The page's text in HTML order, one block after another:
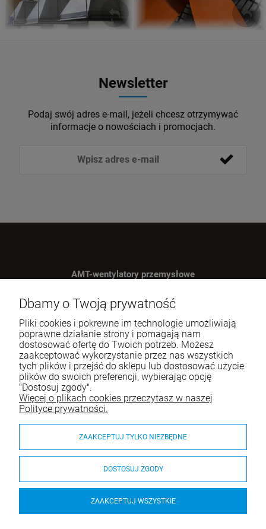
Newsletter
Podaj swój adres e-mail, jeżeli chcesz otrzymywać
informacje o nowościach i promocjach.
AMT-wentylatory przemysłowe
U nas zanjdziesz niezbędne urządzenia do wentylacji obiektów
przysłowych
Tel.:
609-293-502
E-mail: sklep@wentylator24.com.pl
INFORMACJE
KATEGORIE
O firmie
Dbamy o Twoją prywatność
Pliki cookies i pokrewne im technologie umożliwiają
poprawne działanie strony i pomagają nam
dostosować ofertę do Twoich potrzeb. Możesz
zaakceptować wykorzystanie przez nas wszystkich
tych plików i przejść do sklepu lub dostosować użycie
plików do swoich preferencji, wybierając opcję
"Dostosuj zgody".
Więcej o plikach cookies przeczytasz w naszej
Polityce prywatności.
ZAAKCEPTUJ TYLKO NIEZBĘDNE
DOSTOSUJ ZGODY
ZAAKCEPTUJ WSZYSTKIE